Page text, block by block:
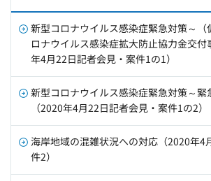
新型コロナウイルス感染症緊急対策～（
ロナウイルス感染症拡大防止協力金交
年4月22日記者会見・案件1の1）
新型コロナウイルス感染症緊急対策～緊
（2020年4月22日記者会見・案件1の2）
海岸地域の混雑状況への対応（2020年4
件2）